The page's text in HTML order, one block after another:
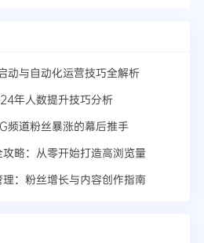
动与自动化运营技巧全解析
年人数提升技巧分析
频道粉丝暴涨的幕后推手
略：从零开始打造高浏览量
：粉丝增长与内容创作指南